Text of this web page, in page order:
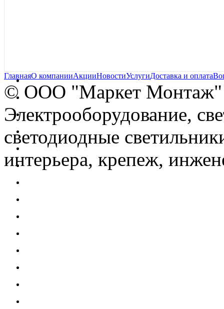
ГлавнаяО компанииАкцииНовостиУслугиДоставка и оплата
© OOO "Маркет Монтаж"
Электрооборудование,
светодиодные
интерьера, крепеж,